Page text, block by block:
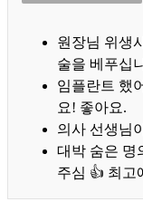
원장님 위생
술을 베푸십
임플란트 했
요! 좋아요.
의사 선생님
대박 숨은 명
주심 👍 최고